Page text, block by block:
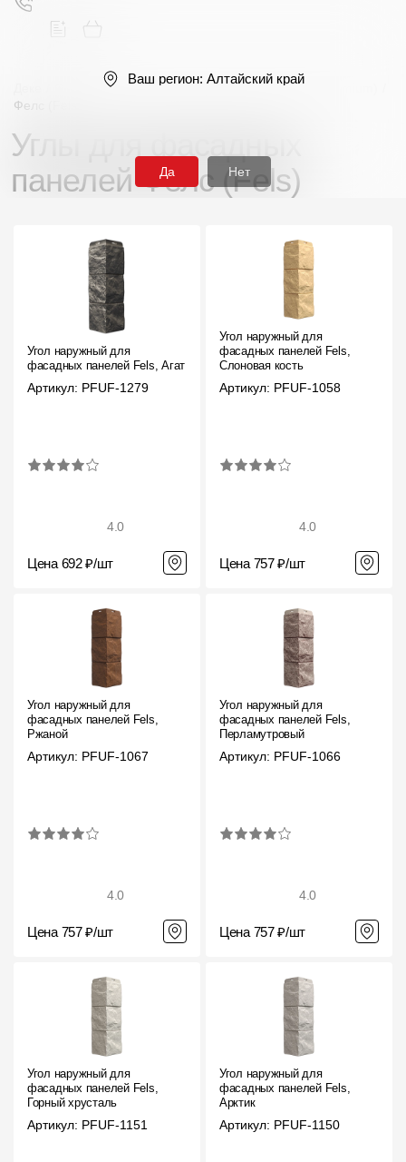
Продукция
Фасадные материалы
Сайдинг
Софиты
Однослойная черепица
Ламинированная черепица
Комплектующие к кровле
Кровельная вентиляция
Чердачные лестницы
Документация
Документация
Инструкции по монтажу
Технические листы
Фасадные панели / Углы Серия Премиум (Premium)
Фелс (Fels)
Углы для фасадных
панелей Фелс (Fels)
Угол наружный для
фасадных панелей Fels, Агат
Артикул: PFUF-1279
4.0
Цена 692 ₽/шт
Угол наружный для
фасадных панелей Fels,
Слоновая кость
Артикул: PFUF-1058
4.0
Цена 757 ₽/шт
Угол наружный для
фасадных панелей Fels,
Ржаной
Артикул: PFUF-1067
4.0
Цена 757 ₽/шт
Угол наружный для
фасадных панелей Fels,
Перламутровый
Артикул: PFUF-1066
4.0
Цена 757 ₽/шт
Угол наружный для
фасадных панелей Fels,
Горный хрусталь
Артикул: PFUF-1151
Угол наружный для
фасадных панелей Fels,
Арктик
Артикул: PFUF-1150
Ваш регион: Алтайский край
Да Нет